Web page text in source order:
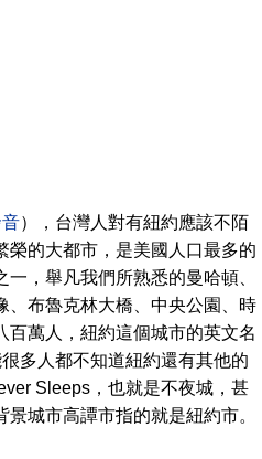
），台灣人對有紐約應該不陌
榮的大都市，是美國人口最多的
，舉凡我們所熟悉的曼哈頓、
、布魯克林大橋、中央公園、時
百萬人，紐約這個城市的英文名
多人都不知道紐約還有其他的
Sleeps，也就是不夜城，甚
城市高譚市指的就是紐約市。